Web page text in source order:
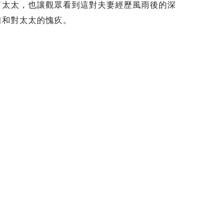
太，也讓觀眾看到這對夫妻經歷風雨後的深
對太太的愧疚。